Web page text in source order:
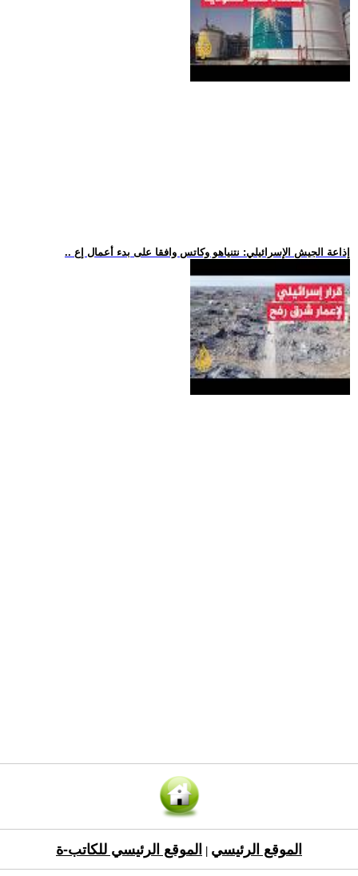
.. إذاعة الجيش الإسرائيلي: نتنياهو وكاتس وافقا على بدء أعمال إع
الموقع الرئيسي الموقع الرئيسي للكاتب-ة